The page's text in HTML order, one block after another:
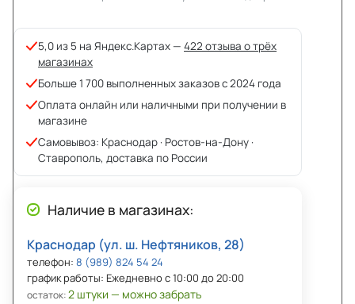
5,0 из 5 на Яндекс.Картах — 422 отзыва о трёх
магазинах
Больше 1 700 выполненных заказов с 2024 года
Оплата онлайн или наличными при получении в
магазине
Самовывоз: Краснодар · Ростов-на-Дону ·
Ставрополь, доставка по России
Наличие в магазинах:
Краснодар (ул. ш. Нефтяников, 28)
телефон: 8 (989) 824 54 24
график работы: Ежедневно с 10:00 до 20:00
остаток:2 штуки — можно забрать